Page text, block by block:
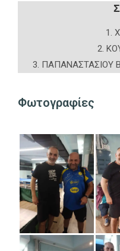
1.
2.
3. ΠΑΠΑΝΑΣΤΑΣΙΟΥ
Φωτογραφίες